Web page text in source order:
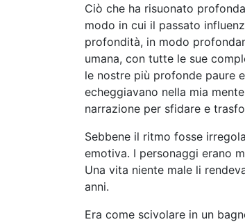
Ciò che ha risuonato
modo in cui il passato
profondità, in modo
umana, con tutte le sue
le nostre più profonde paure
echeggiavano nella mia
narrazione per sfidare e
Sebbene il ritmo fosse
emotiva. I personaggi erano
Una vita niente male li
anni.
Era come scivolare in un